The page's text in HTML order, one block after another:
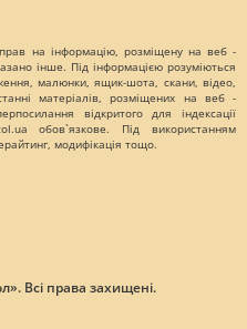
на інформацію, розміщену на веб -
інше. Під інформацією розуміються
малюнки, ящик-шота, скани, відео,
матеріалів, розміщених на веб -
відкритого для індексації
обов`язкове. Під використанням
модифікація тощо.
Всі права захищені.